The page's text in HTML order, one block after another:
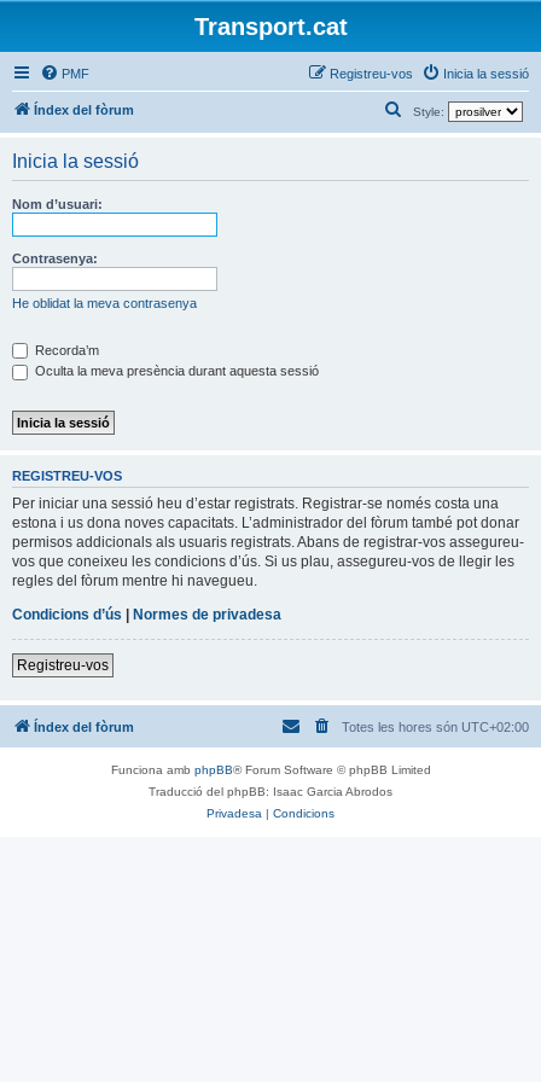
Transport.cat
PMF Inicia la sessió
Registreu-vos
Índex del fòrum Style:
e
Inicia la sessió
Nom d’usuari:
Contrasenya:
He oblidat la meva contrasenya
Recorda’m
Oculta la meva presència durant aquesta sessió
REGISTREU-VOS
Per iniciar una sessió heu d’estar registrats. Registrar-se només costa una
estona i us dona noves capacitats. L’administrador del fòrum també pot donar
permisos addicionals als usuaris registrats. Abans de registrar-vos assegureu-
vos que coneixeu les condicions d’ús. Si us plau, assegureu-vos de llegir les
regles del fòrum mentre hi navegueu.
Condicions d’ús
Normes de privadesa
Registreu-vos
Índex del fòrum Totes les hores són UTC+02:00
Funciona amb phpBB® Forum Software © phpBB Limited
Traducció del phpBB: Isaac Garcia Abrodos
Privadesa
Condicions